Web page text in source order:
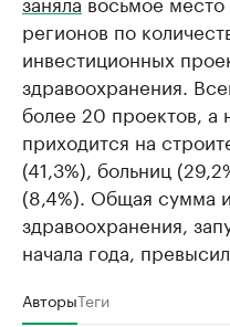
регионов по
инвестиционных
здравоохранения.
более 20 проектов, а
приходится на
(41,3%), больниц
(8,4%). Общая сумма
здравоохранения,
начала года,
АвторыТеги